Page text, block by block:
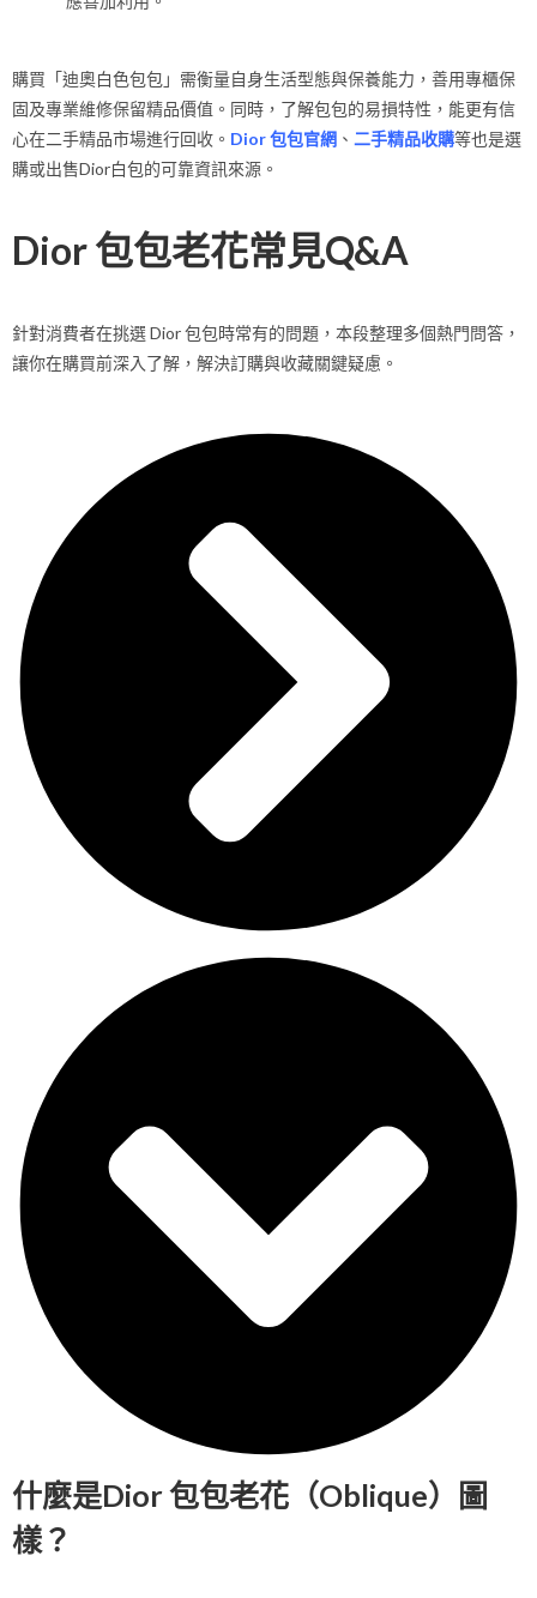
購買「迪奧白色包包」需衡量自身生活型態與保養能力，善用專櫃保
固及專業維修保留精品價值。同時，了解包包的易損特性，能更有信
心在二手精品市場進行回收。 Dior 包包官網 、 二手精品收購等也是選
購或出售Dior白包的可靠資訊來源。
Dior 包包老花常見Q&A
針對消費者在挑選 Dior 包包時常有的問題，本段整理多個熱門問答，
讓你在購買前深入了解，解決訂購與收藏關鍵疑慮。
什麼是Dior 包包老花（Oblique）圖
樣？